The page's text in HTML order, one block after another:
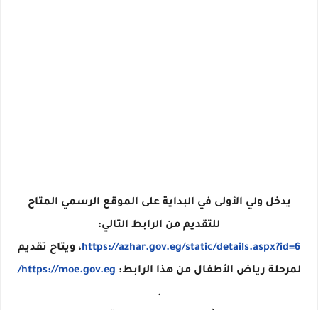
يدخل ولي الأولى في البداية على الموقع الرسمي المتاح
للتقديم من الرابط التالي:
https://azhar.gov.eg/static/details.aspx?id=6، ويتاح تقديم
لمرحلة رياض الأطفال من هذا الرابط: https://moe.gov.eg/
.